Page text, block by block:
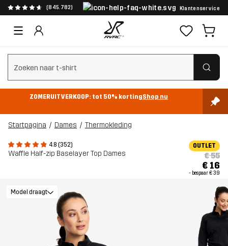
(845.782) Klantenservice
Zoeken wissen
ZOMERUITVERKOOP: tot 50% kortingShop nu
Startpagina Dames Thermokleding
4.8 (352)
Waffle Half-zip Baselayer Top Dames
OUTLET
€ 55
€ 16
- bespaar€ 39
Model draagt